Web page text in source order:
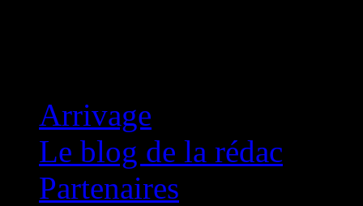
Arrivage
Le blog de la rédac
Partenaires